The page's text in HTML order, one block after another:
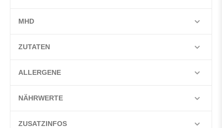
MHD
ZUTATEN
ALLERGENE
NÄHRWERTE
ZUSATZINFOS